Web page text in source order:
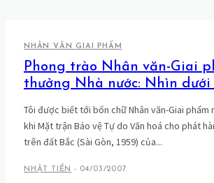
NHÂN VĂN GIAI PHẨM
Phong trào Nhân văn-Giai
thưởng Nhà nước: Nhìn dưới
Tôi được biết tới bốn chữ Nhân văn-Giai
khi Mặt trận Bảo vệ Tự do Văn hoá cho phát
trên đất Bắc (Sài Gòn, 1959) của...
NHẬT TIẾN - 04/03/2007